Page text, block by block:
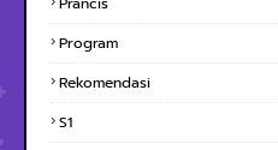
Program
Rekomendasi
S1